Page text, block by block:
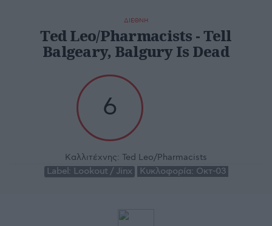
ΔΙΕΘΝΗ
Ted Leo/Pharmacists - Tell
Balgeary, Balgury Is Dead
6
Καλλιτέχνης: Ted Leo/Pharmacists
Label: Lookout / Jinx Κυκλοφορία: Οκτ-03